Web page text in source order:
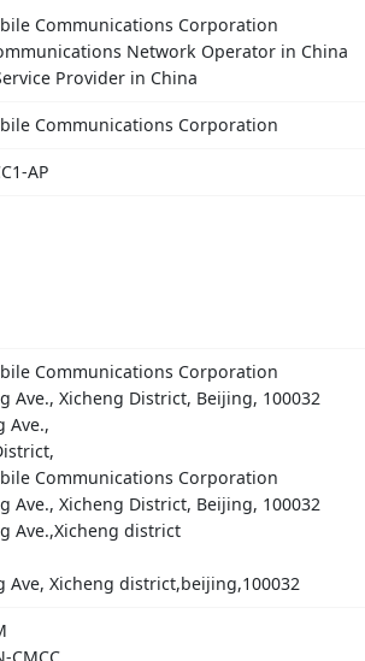
Communications Corporation
Network Operator in China
Provider in China
Communications Corporation
AP
Communications Corporation
Ave., Xicheng District, Beijing, 100032
Ave.,
Communications Corporation
Ave., Xicheng District, Beijing, 100032
Ave.,Xicheng district
Ave, Xicheng district,beijing,100032